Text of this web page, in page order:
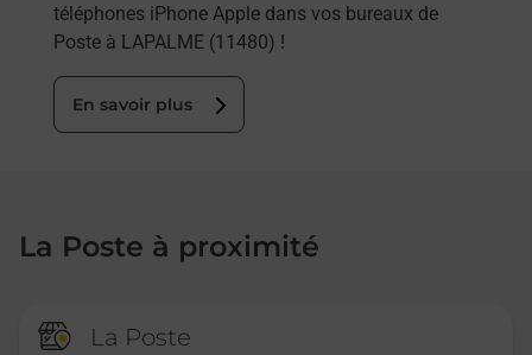
téléphones iPhone Apple dans vos bureaux de
Poste à LAPALME (11480) !
En savoir plus
La Poste à proximité
La Poste